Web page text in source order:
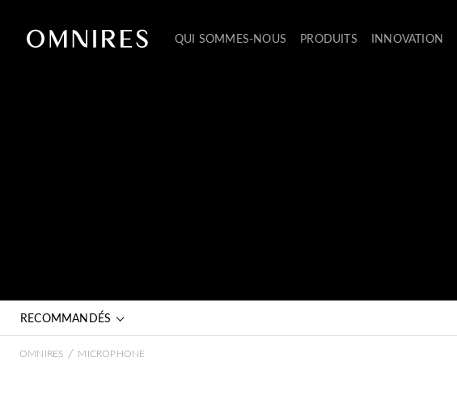
QUI SOMMES-NOUS PRODUITS INNOVATION
RECOMMANDÉS
OMNIRES / MICROPHONE